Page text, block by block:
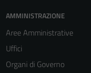
AMMINISTRAZIONE
Aree Amministrative
Uffici
Organi di Governo